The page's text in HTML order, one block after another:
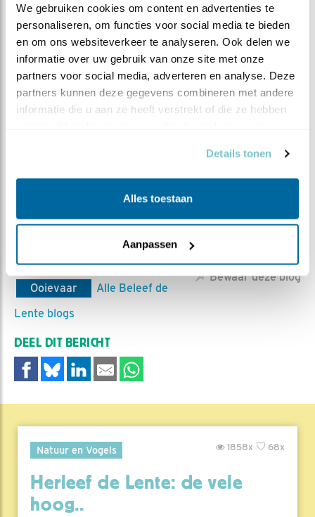
We gebruiken cookies om content en advertenties te
personaliseren, om functies voor social media te bieden
en om ons websiteverkeer te analyseren. Ook delen we
informatie over uw gebruik van onze site met onze
partners voor social media, adverteren en analyse. Deze
partners kunnen deze gegevens combineren met andere
informatie die u aan ze heeft verstrekt of die ze hebben
Details tonen
Alles toestaan
Aanpassen
Vind ik leuk
Bewaar deze blog
MEER OVER
Ooievaar
Alle Beleef de
Lente blogs
DEEL DIT BERICHT
Natuur en Vogels 68x
1858x
Herleef de Lente: de vele
hoog..